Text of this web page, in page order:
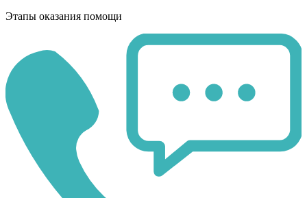
Этапы оказания помощи